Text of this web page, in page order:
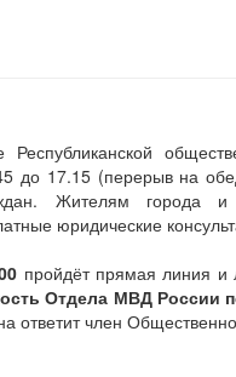
до 17.15 (перерыв на
Жителям города
юридические
пройдёт прямая линия
Отдела МВД России
ответит член